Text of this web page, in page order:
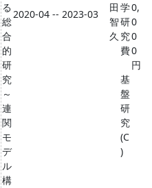
る
総
合
的
研
究
～
連
関
モ
デ
ル
構
2020-04 -- 2023-03
田
智
久
学
研
究
費
基
盤
研
究
(C
)
0,
0
0
0
円